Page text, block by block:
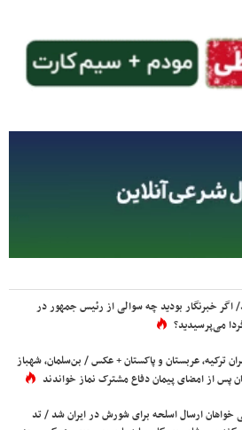
اگر خبرنگار بودید چه سوالی از رئیس جمهور در
می‌پرسیدید؟
ترکیه، عربستان و پاکستان + عکس / بن‌سلمان، شهباز
پس از امضای پیمان دفاع مشترک نماز خواندند
خواهان ارسال اسلحه برای شورش در ایران شد / تد